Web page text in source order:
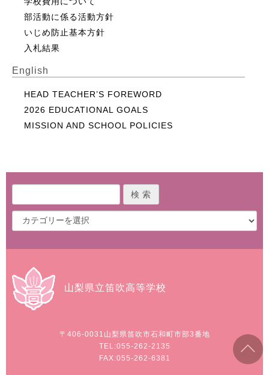
部活動に係る活動方針
いじめ防止基本方針
入札結果
English
HEAD TEACHER’S FOREWORD
2026 EDUCATIONAL GOALS
MISSION AND SCHOOL POLICIES
山梨県立笛吹高等学校
〒406-0031 山梨県笛吹市石和町市部3番地
TEL:055-262-2135
FAX:055-262-6381